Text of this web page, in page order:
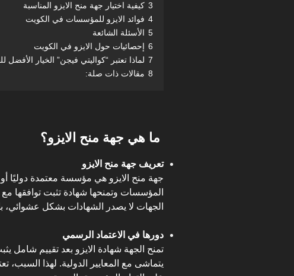
3 كيفية اختيار جهة منح الايزو المناسبة
4 فوائد الايزو للمؤسسات في الكويت
5 الأسئلة الشائعة
6 إحصائيات حول الايزو في الكويت
7 لماذا تعتبر “كواليتي فيجن” الخيار
8 مقالات ذات صلة:
ما هي جهة منح الايزو؟
تعريف جهة منح الايزو
جهة منح الايزو هي مؤسسة معتمدة دوليًا
الجهات لا يصدر الشهادات بشكل عشوائي،
دورها في الاعتماد الرسمي
تمنح الجهة شهادة الايزو بعد تقييم شامل
يتماشى مع المعايير الدولية. لهذا السبب،